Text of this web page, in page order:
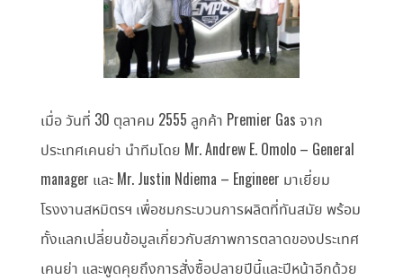
เมื่อ วันที่ 30 ตุลาคม 2555 ลูกค้า Premier Gas จาก
ประเทศเคนย่า นำทีมโดย Mr. Andrew E. Omolo – General
manager และ Mr. Justin Ndiema – Engineer มาเยี่ยม
โรงงานสหมิตรฯ เพื่อชมกระบวนการผลิตที่ทันสมัย พร้อม
ทั้งแลกเปลี่ยนข้อมูลเกี่ยวกับสภาพการตลาดของประเทศ
เคนย่า และพูดคุยถึงการสั่งซื้อปลายปีนี้และปีหน้าอีกด้วย